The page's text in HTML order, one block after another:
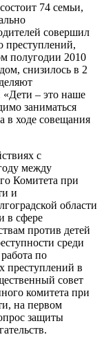
74 семьи,
совершил
преступлений,
полугодии 2010
снизилось в 2
«Дети – это наше
заниматься
в ходе совещания
с
между
Комитета при
и
области
в сфере
против детей
среди
по
преступлений в
совет
комитета при
на первом
защиты